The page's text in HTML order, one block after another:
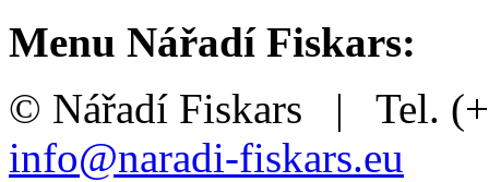
Menu Nářadí Fiskars:
© Nářadí Fiskars | Tel.
info@naradi-fiskars.eu